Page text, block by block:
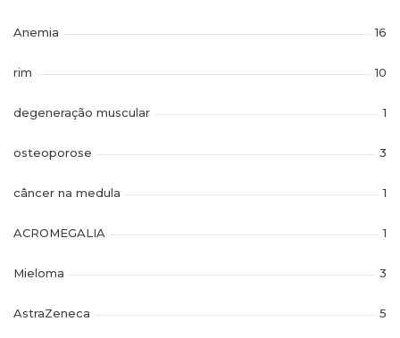
Anemia 16
rim 10
degeneração muscular 1
osteoporose 3
câncer na medula 1
ACROMEGALIA 1
Mieloma 3
AstraZeneca 5